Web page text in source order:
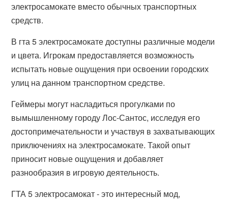
электросамокате вместо обычных транспортных
средств.
В гта 5 электросамокате доступны различные модели
и цвета. Игрокам предоставляется возможность
испытать новые ощущения при освоении городских
улиц на данном транспортном средстве.
Геймеры могут насладиться прогулками по
вымышленному городу Лос-Сантос, исследуя его
достопримечательности и участвуя в захватывающих
приключениях на электросамокате. Такой опыт
приносит новые ощущения и добавляет
разнообразия в игровую деятельность.
ГТА 5 электросамокат - это интересный мод,